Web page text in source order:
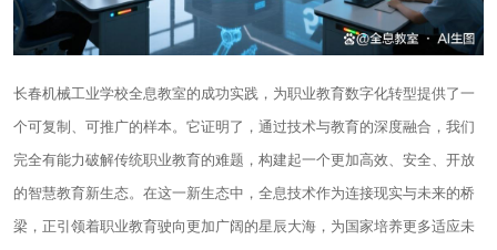
长春机械工业学校全息教室的成功实践，为职业教育数字化转型提供了一
个可复制、可推广的样本。它证明了，通过技术与教育的深度融合，我们
完全有能力破解传统职业教育的难题，构建起一个更加高效、安全、开放
的智慧教育新生态。在这一新生态中，全息技术作为连接现实与未来的桥
梁，正引领着职业教育驶向更加广阔的星辰大海，为国家培养更多适应未